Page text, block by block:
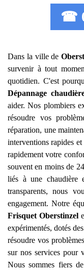
☎
Dans la ville de
survenir à tout
quotidien. C'est
Dépannage
aider. Nos plombiers
résoudre vos
réparation, une
interventions rapides
rapidement votre
souvent en moins de
liés à une chaudière
transparents, nous
engagement. Notre
Frisquet Oberstinzel
expérimentés, dotés
résoudre vos
sur nos services pour
Nous sommes fiers